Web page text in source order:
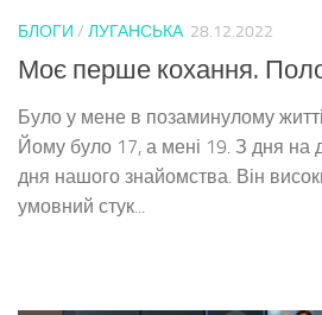
БЛОГИ / ЛУГАНСЬКА 28.12.2022
Моє перше кохання.
Було у мене в позаминулому
Йому було 17, а мені 19. З дня на
дня нашого знайомства. Він
умовний стук...